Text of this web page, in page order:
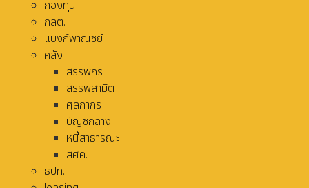
กองทุน
กลต.
แบงก์พาณิชย์
คลัง
สรรพกร
สรรพสามิต
ศุลกากร
บัญชีกลาง
หนี้สาธารณะ
สศค.
ธปท.